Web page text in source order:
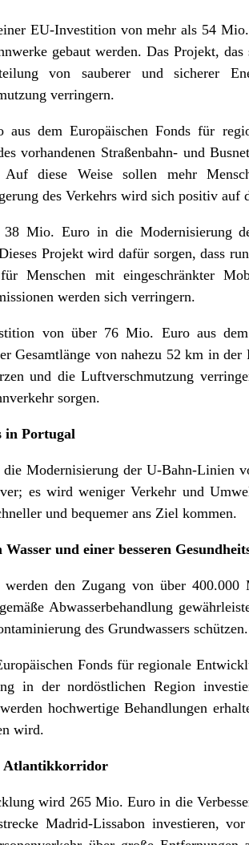
EU-Investition von mehr als 54
gebaut werden. Das Projekt,
von sauberer und sicherer
verringern.
dem Europäischen Fonds für
vorhandenen Straßenbahn- und
Auf diese Weise sollen mehr
des Verkehrs wird sich positiv auf
Mio. Euro in die Modernisierung
Projekt wird dafür sorgen, dass
Menschen mit eingeschränkter
werden sich verringern.
von über 76 Mio. Euro aus dem
Gesamtlänge von nahezu 52 km in der
und die Luftverschmutzung
sorgen.
in Portugal
Modernisierung der U-Bahn-Linien
es wird weniger Verkehr und
und bequemer ans Ziel kommen.
und einer besseren
den Zugang von über 400.000
Abwasserbehandlung
des Grundwassers schützen.
Fonds für regionale
in der nordöstlichen Region
hochwertige Behandlungen
wird.
Atlantikkorridor
wird 265 Mio. Euro in die
Madrid-Lissabon investieren,